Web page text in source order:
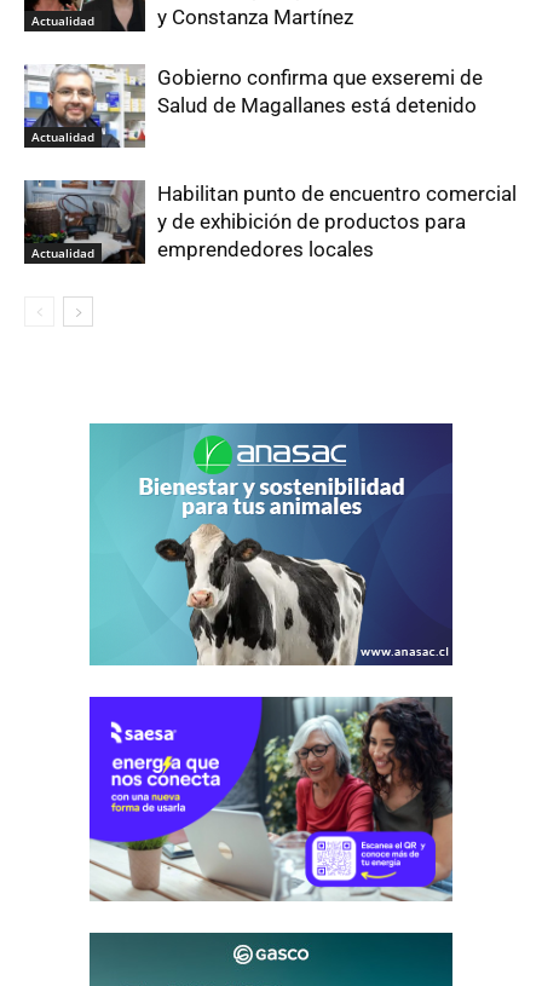
Actualidad
y Constanza Martínez
Actualidad
Gobierno confirma que exseremi de
Salud de Magallanes está detenido
Actualidad
Habilitan punto de encuentro comercial
y de exhibición de productos para
emprendedores locales